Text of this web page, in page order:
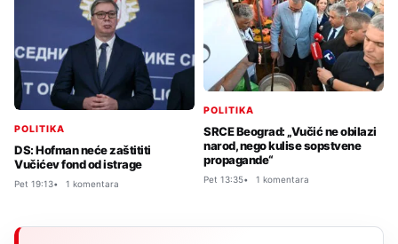
POLITIKA
DS: Hofman neće zaštititi
Vučićev fond od istrage
Pet 19:13 1 komentara
POLITIKA
SRCE Beograd: „Vučić ne obilazi
narod, nego kulise sopstvene
propagande“
Pet 13:35 1 komentara